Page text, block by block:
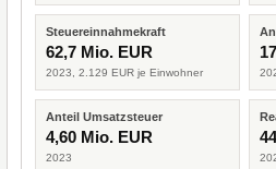
Steuereinnahmekraft
62,7 Mio. EUR
2023, 2.129 EUR je Einwohner
Anteil Umsatzsteuer
4,60 Mio. EUR
2023